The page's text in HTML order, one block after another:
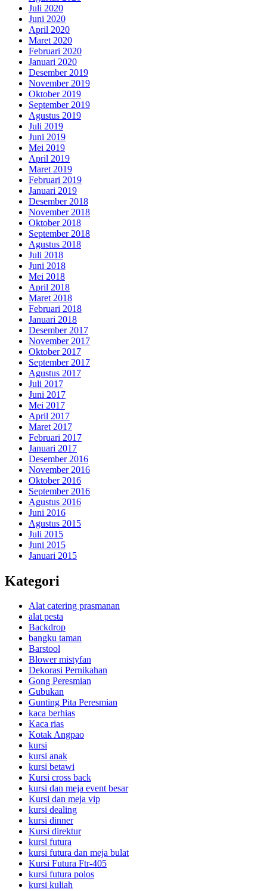
Juli 2020
Juni 2020
April 2020
Maret 2020
Februari 2020
Januari 2020
Desember 2019
November 2019
Oktober 2019
September 2019
Agustus 2019
Juli 2019
Juni 2019
Mei 2019
April 2019
Maret 2019
Februari 2019
Januari 2019
Desember 2018
November 2018
Oktober 2018
September 2018
Agustus 2018
Juli 2018
Juni 2018
Mei 2018
April 2018
Maret 2018
Februari 2018
Januari 2018
Desember 2017
November 2017
Oktober 2017
September 2017
Agustus 2017
Juli 2017
Juni 2017
Mei 2017
April 2017
Maret 2017
Februari 2017
Januari 2017
Desember 2016
November 2016
Oktober 2016
September 2016
Agustus 2016
Juni 2016
Agustus 2015
Juli 2015
Juni 2015
Januari 2015
Kategori
Alat catering prasmanan
alat pesta
Backdrop
bangku taman
Barstool
Blower mistyfan
Dekorasi Pernikahan
Gong Peresmian
Gubukan
Gunting Pita Peresmian
kaca berhias
Kaca rias
Kotak Angpao
kursi
kursi anak
kursi betawi
Kursi cross back
kursi dan meja event besar
Kursi dan meja vip
kursi dealing
kursi dinner
Kursi direktur
kursi futura
kursi futura dan meja bulat
Kursi Futura Ftr-405
kursi futura polos
kursi kuliah